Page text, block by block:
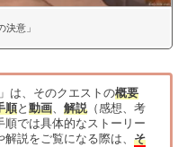
決意」
」は、そのクエストの概要
順と 動画、 解説（感想、考
では具体的なストーリー
説をご覧になる際は、 そ